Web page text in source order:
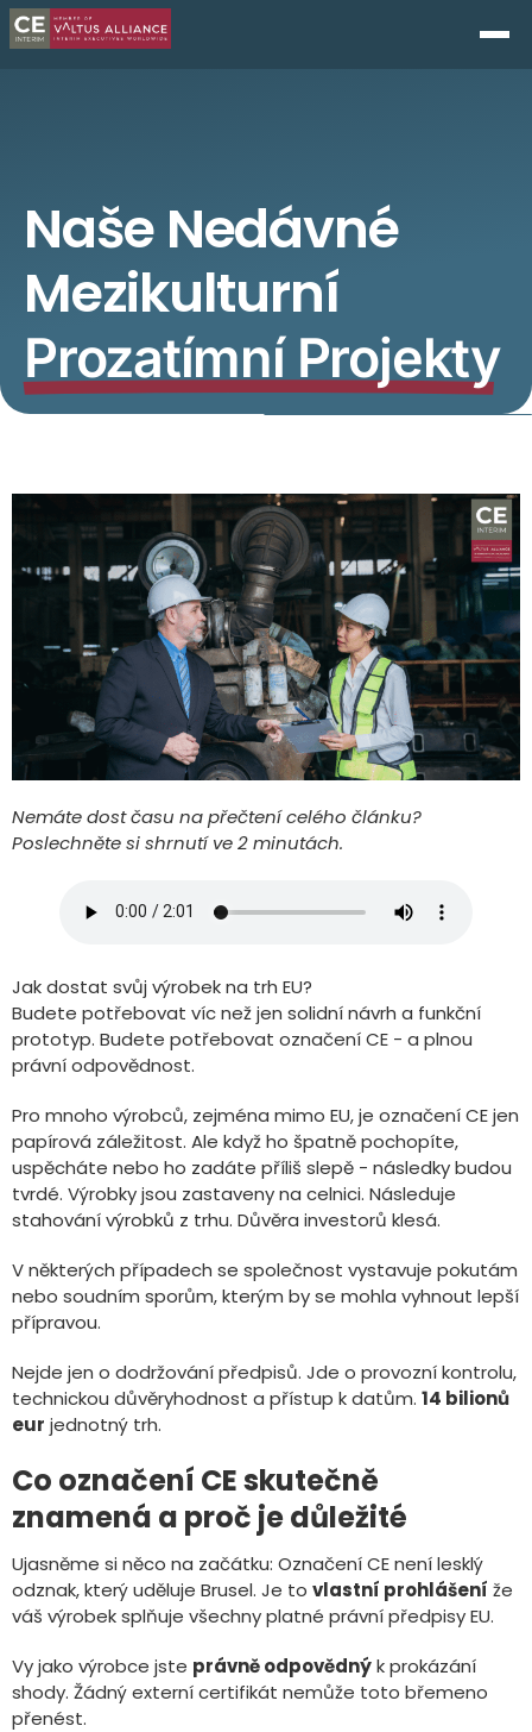
Naše Nedávné
Mezikulturní
Prozatímní Projekty
Nemáte dost času na přečtení celého článku?
Poslechněte si shrnutí ve 2 minutách.
Jak dostat svůj výrobek na trh EU?
Budete potřebovat víc než jen solidní návrh a funkční
prototyp. Budete potřebovat označení CE - a plnou
právní odpovědnost.
Pro mnoho výrobců, zejména mimo EU, je označení CE jen
papírová záležitost. Ale když ho špatně pochopíte,
uspěcháte nebo ho zadáte příliš slepě - následky budou
tvrdé. Výrobky jsou zastaveny na celnici. Následuje
stahování výrobků z trhu. Důvěra investorů klesá.
V některých případech se společnost vystavuje pokutám
nebo soudním sporům, kterým by se mohla vyhnout lepší
přípravou.
Nejde jen o dodržování předpisů. Jde o provozní kontrolu,
technickou důvěryhodnost a přístup k datům. 14 bilionů
eur jednotný trh.
Co označení CE skutečně
znamená a proč je důležité
Ujasněme si něco na začátku: Označení CE není lesklý
odznak, který uděluje Brusel. Je to vlastní prohlášení že
váš výrobek splňuje všechny platné právní předpisy EU.
Vy jako výrobce jste právně odpovědnýk prokázání
shody. Žádný externí certifikát nemůže toto břemeno
přenést.